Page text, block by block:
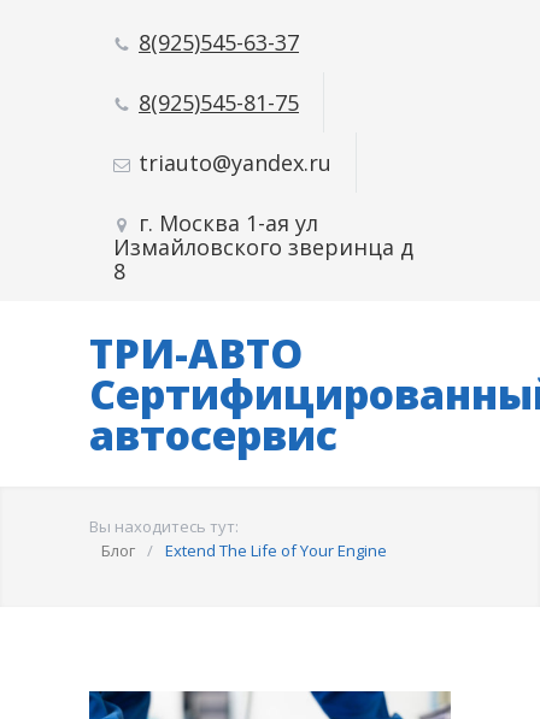
8(925)545-63-37
8(925)545-81-75
triauto@yandex.ru
г. Москва 1-ая ул
Измайловского зверинца д
8
ТРИ-АВТО
автосервис
Вы находитесь тут:
Блог / Extend The Life of Your Engine